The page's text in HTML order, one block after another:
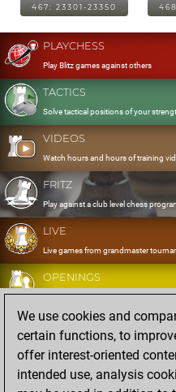
467: 23301-23350
PLAYCHESS
Play Blitz games against others
TACTICS
Solve tactical positions of your
VIDEOS
Watch hours and hours of training
FRITZ
Play against a club level chess
LIVE
Live games from grandmaster
OPENINGS
Develop and exercise your openings
DATABASE
Eight million strong games
MYGAMES
Store and analyse your own games
We use cookies and
certain functions, to
offer interest-oriented
intended use, analysis